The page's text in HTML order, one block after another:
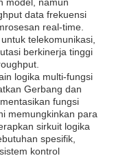
data frekuensi
real-time.
telekomunikasi,
berkinerja tinggi
logika multi-fungsi
Gerbang dan
fungsi
memungkinkan para
sirkuit logika
spesifik,
kontrol